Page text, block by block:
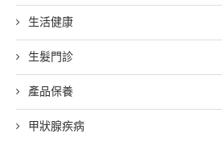
生活健康
生髮門診
產品保養
甲狀腺疾病